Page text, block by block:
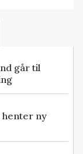
går til
henter ny